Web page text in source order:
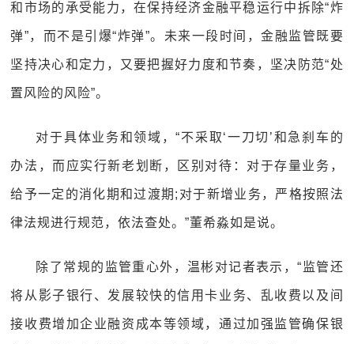
和市场的承受能力，在保持经济金融平稳运行中拆除“炸
弹”，而不是引爆“炸弹”。未来一段时间，金融监管既要
坚持决心和定力，又要把握好力度和节奏，坚决防范“处
置风险的风险”。
对于具体业务和领域，“不采取‘一刀切’和急刹车的
办法，而应实行新老划断，区别对待：对于存量业务，
给予一定的消化期和过渡期;对于新增业务，严格按照法
律法规进行规范，依法查处。”董希淼如是说。
除了常规的监管重心外，温彬对记者表示，“监管还
将从影子银行、发展较快的信用卡业务、乱收费以及间
接收费增加企业融资成本等领域，通过加强监管确保银